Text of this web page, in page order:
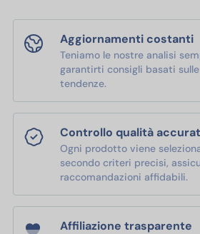
Aggiornamenti costanti
Teniamo le nostre analisi
garantirti consigli basati
tendenze.
Controllo qualità
Ogni prodotto viene
secondo criteri precisi,
raccomandazioni affidabili.
Affiliazione trasparente